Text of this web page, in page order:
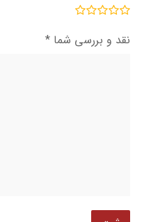
نقد و بررسی شما *